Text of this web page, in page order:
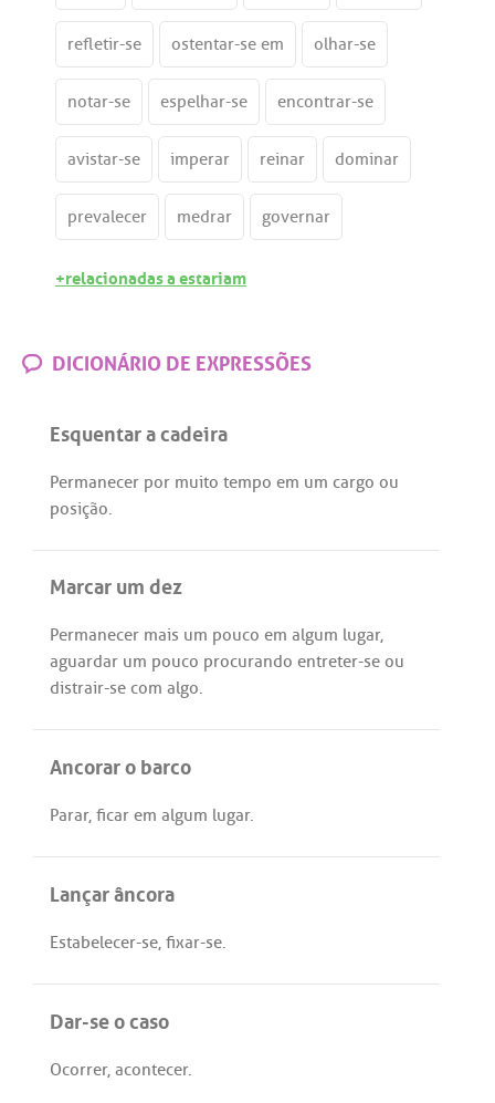
refletir-se ostentar-se em olhar-se
notar-se espelhar-se encontrar-se
avistar-se imperar reinar dominar
prevalecer medrar governar
+relacionadas a estariam
DICIONÁRIO DE EXPRESSÕES
Esquentar a cadeira
Permanecer por muito tempo em um cargo ou
posição.
Marcar um dez
Permanecer mais um pouco em algum lugar,
aguardar um pouco procurando entreter-se ou
distrair-se com algo.
Ancorar o barco
Parar, ficar em algum lugar.
Lançar âncora
Estabelecer-se, fixar-se.
Dar-se o caso
Ocorrer, acontecer.